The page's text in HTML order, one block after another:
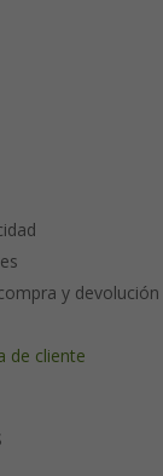
y devolución
de cliente